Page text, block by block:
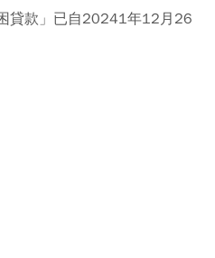
貸款」已自20241年12月26